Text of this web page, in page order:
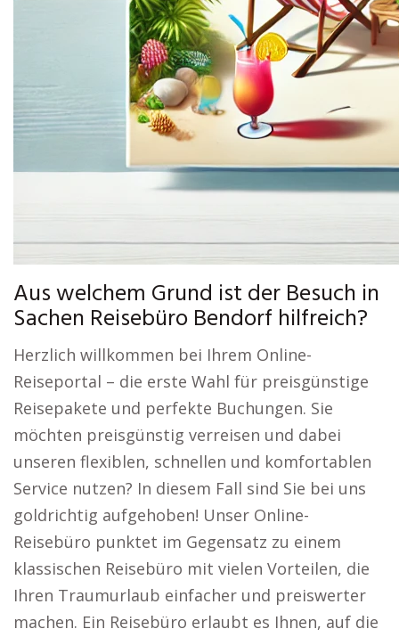
Aus welchem Grund ist der Besuch in
Sachen Reisebüro Bendorf hilfreich?
Herzlich willkommen bei Ihrem Online-
Reiseportal – die erste Wahl für preisgünstige
Reisepakete und perfekte Buchungen. Sie
möchten preisgünstig verreisen und dabei
unseren flexiblen, schnellen und komfortablen
Service nutzen? In diesem Fall sind Sie bei uns
goldrichtig aufgehoben! Unser Online-
Reisebüro punktet im Gegensatz zu einem
klassischen Reisebüro mit vielen Vorteilen, die
Ihren Traumurlaub einfacher und preiswerter
machen. Ein Reisebüro erlaubt es Ihnen, auf die